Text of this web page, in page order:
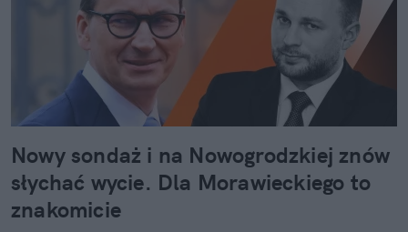
Nowy sondaż i na Nowogrodzkiej znów
słychać wycie. Dla Morawieckiego to
znakomicie